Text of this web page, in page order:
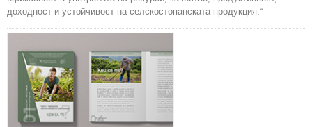
доходност и устойчивост на селскостопанската продукция.“